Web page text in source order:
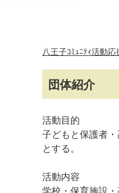
八王子ｺﾐｭﾆﾃｨ活動
団体紹介
活動目的
子どもと保護者
とする。
活動内容